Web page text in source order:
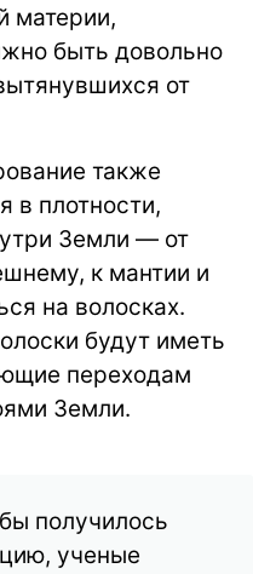
материи,
быть довольно
от
также
в плотности,
Земли — от
к мантии и
на волосках.
будут иметь
переходам
Земли.
получилось
ученые